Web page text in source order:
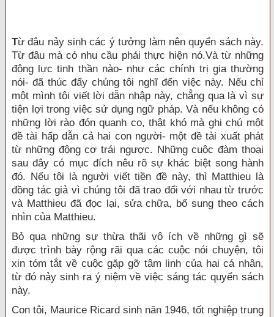
Từ đâu nảy sinh các ý tưởng làm nên quyển sách này.
Từ đâu mà có nhu cầu phải thực hiện nó.Và từ những
động lực tinh thần nào- như các chính trị gia thường
nói- đã thúc đẩy chúng tôi nghĩ đến việc này. Nếu chỉ
một mình tôi viết lời dẫn nhập này, chẳng qua là vì sự
tiện lợi trong việc sử dụng ngữ pháp. Và nếu không có
những lời rào đón quanh co, thật khó mà ghi chú một
đề tài hấp dẫn cả hai con người- một đề tài xuất phát
từ những động cơ trái ngược. Những cuộc đàm thoại
sau đây có mục đích nêu rõ sự khác biệt song hành
đó. Nếu tôi là người viết tiền đề này, thì Matthieu là
đồng tác giả vì chúng tôi đã trao đổi với nhau từ trước
và Matthieu đã đọc lại, sửa chữa, bổ sung theo cách
nhìn của Matthieu.
Bỏ qua những sự thừa thãi vô ích về những gì sẽ
được trình bày rộng rãi qua các cuộc nói chuyện, tôi
xin tóm tắt về cuộc gặp gỡ tâm linh của hai cá nhân,
từ đó nảy sinh ra ý niệm về việc sáng tác quyển sách
này.
Con tôi, Maurice Ricard sinh năn 1946, tốt nghiệp trung